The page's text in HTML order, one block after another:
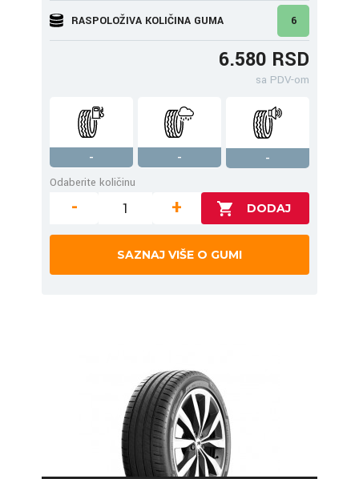
RASPOLOŽIVA KOLIČINA GUMA 6
6.580 RSD
sa PDV-om
- -
-
Odaberite količinu
- +
SAZNAJ VIŠE O GUMI